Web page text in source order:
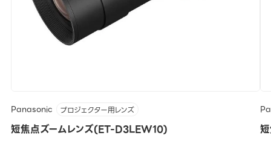
Panasonic プロジェクター用レンズ
短焦点ズームレンズ(ET-D3LEW10)